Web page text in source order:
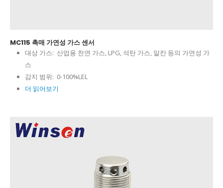
MC115 촉매 가연성 가스 센서
대상 가스: 산업용 천연 가스, LPG, 석탄 가스, 알칸 등의 가연성 가
스
감지 범위: 0-100%LEL
더 읽어보기